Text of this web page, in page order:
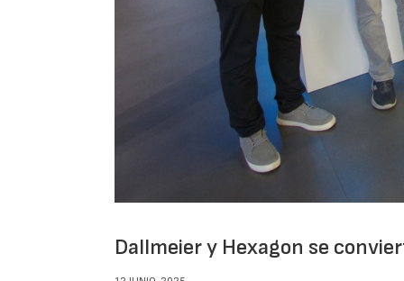
Dallmeier y Hexagon se